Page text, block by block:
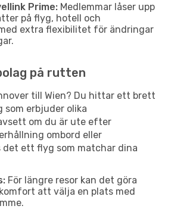
Prime: Medlemmar låser upp
på flyg, hotell och
extra flexibilitet för ändringar
på rutten
till Wien? Du hittar ett brett
som erbjuder olika
om du är ute efter
ombord eller
det ett flyg som matchar dina
För längre resor kan det göra
att välja en plats med